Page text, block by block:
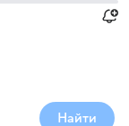
Найти